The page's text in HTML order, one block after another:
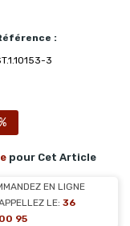
:
3
pour Cet Article
EN LIGNE
LE: 36
95